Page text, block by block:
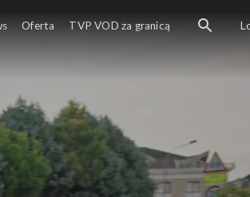
Oferta TVP VOD za granicą